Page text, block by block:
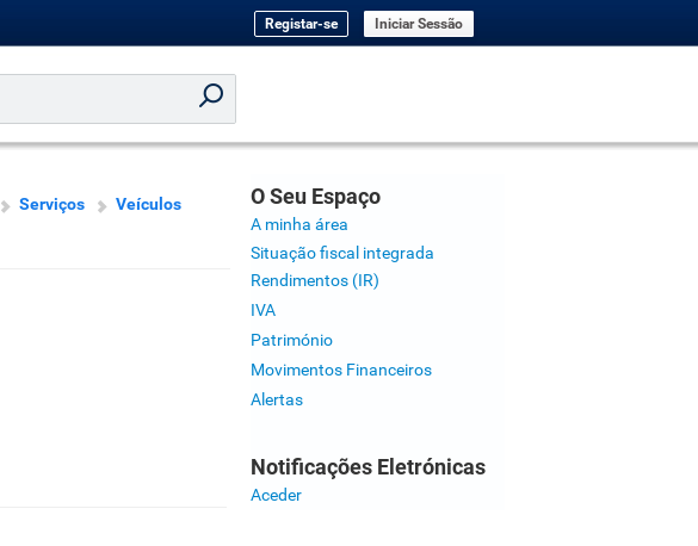
Registar-se Iniciar Sessão
Serviços
Veículos
O Seu Espaço
A minha área
Situação fiscal integrada
Rendimentos (IR)
IVA
Património
Movimentos Financeiros
Alertas
Notificações Eletrónicas
Aceder